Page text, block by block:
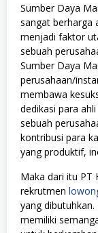
Sumber Daya
sangat berharga
menjadi faktor
sebuah
Sumber Daya
perusahaan/
membawa
dedikasi para
sebuah
kontribusi para
yang produktif,
Maka dari itu PT
rekrutmen
yang
memiliki